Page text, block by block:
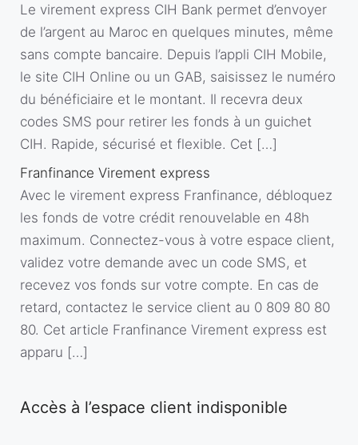
Le virement express CIH Bank permet d’envoyer
de l’argent au Maroc en quelques minutes, même
sans compte bancaire. Depuis l’appli CIH Mobile,
le site CIH Online ou un GAB, saisissez le numéro
du bénéficiaire et le montant. Il recevra deux
codes SMS pour retirer les fonds à un guichet
CIH. Rapide, sécurisé et flexible. Cet […]
Franfinance Virement express
Avec le virement express Franfinance, débloquez
les fonds de votre crédit renouvelable en 48h
maximum. Connectez-vous à votre espace client,
validez votre demande avec un code SMS, et
recevez vos fonds sur votre compte. En cas de
retard, contactez le service client au 0 809 80 80
80. Cet article Franfinance Virement express est
apparu […]
Accès à l’espace client indisponible